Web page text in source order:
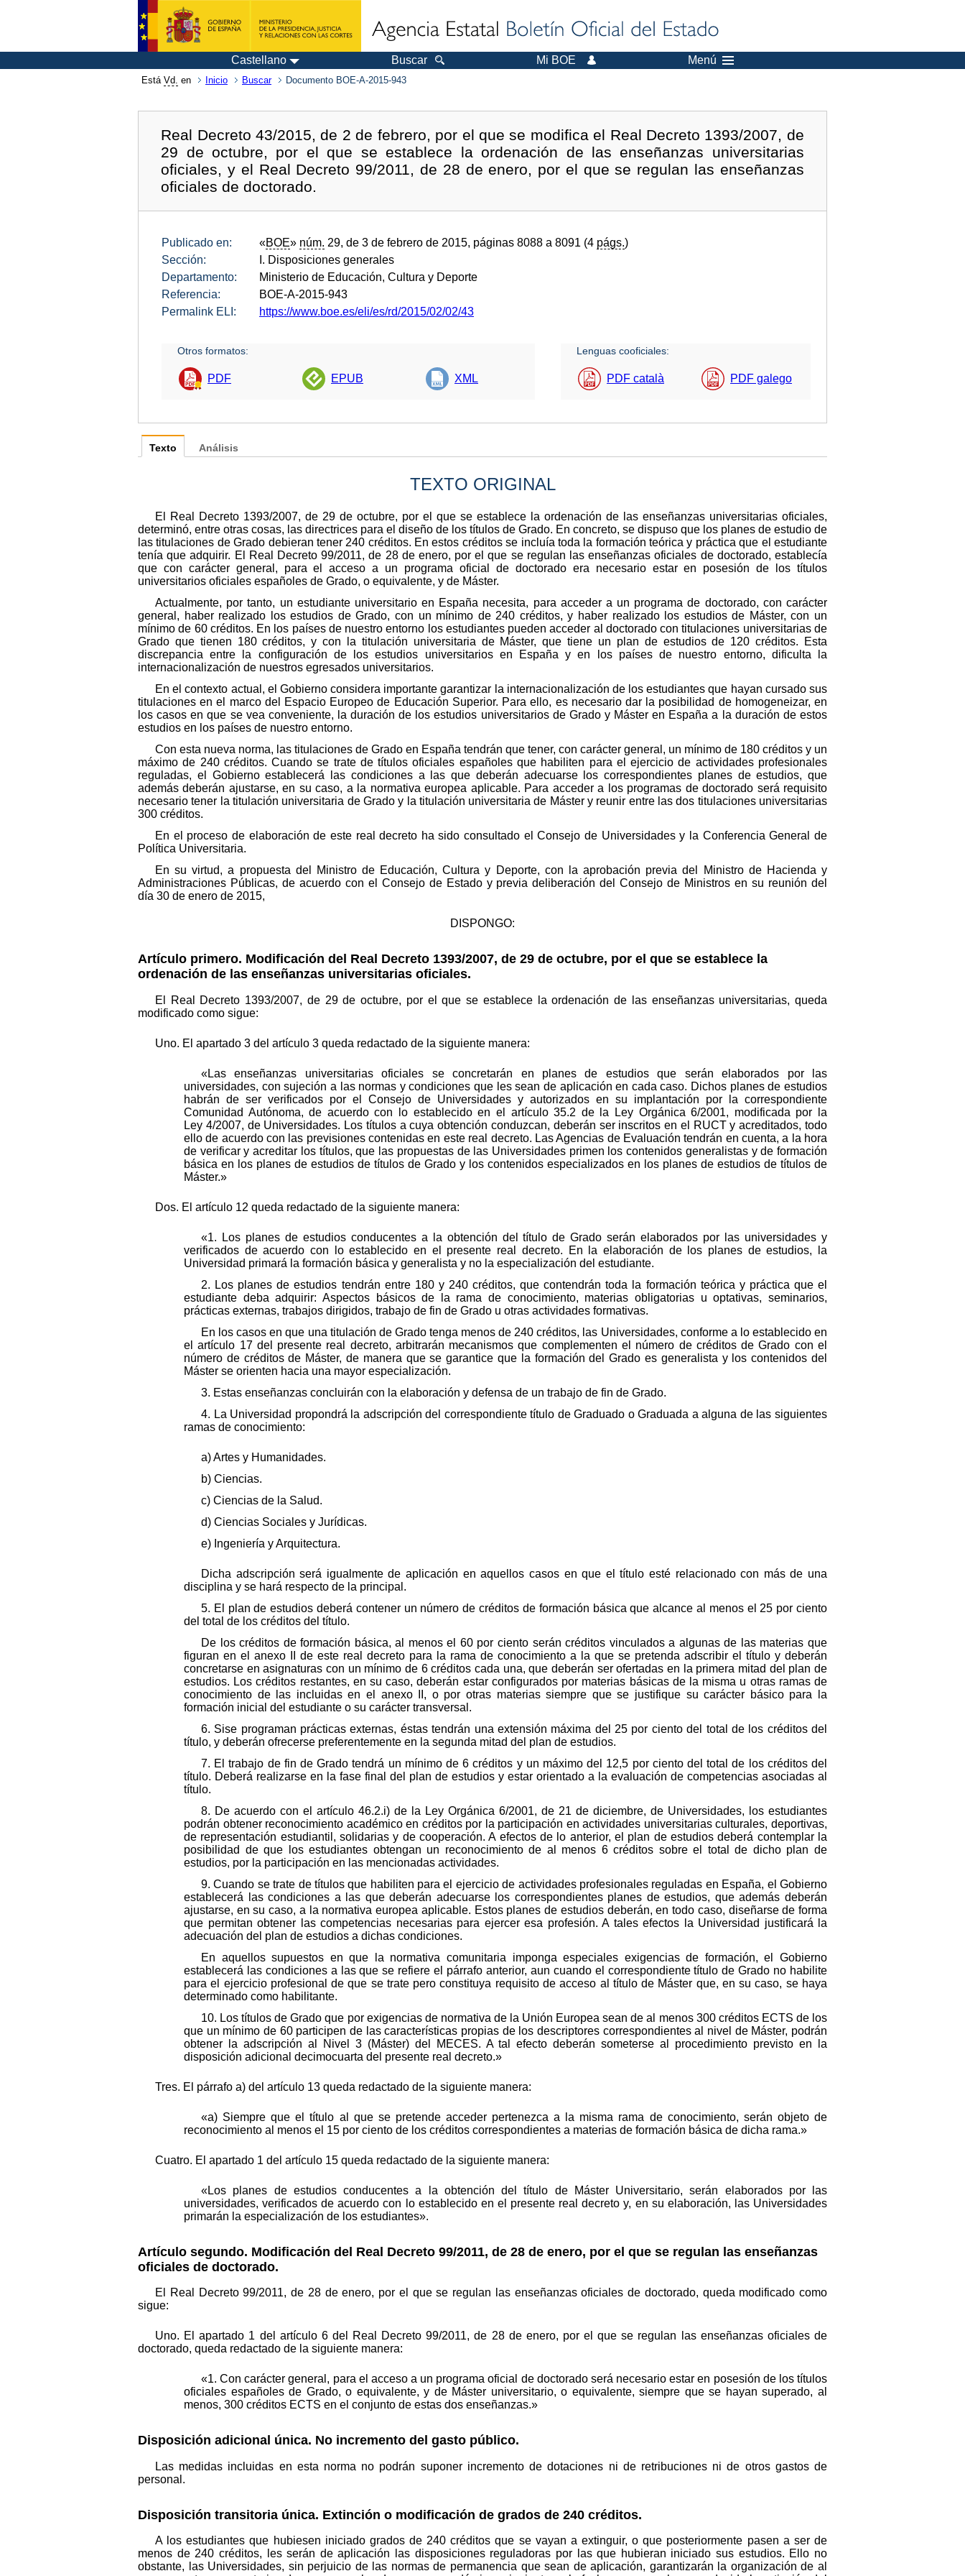
Castellano Buscar Mi BOE Menú
Está Vd. en Inicio Buscar Documento BOE-A-2015-943
Real Decreto 43/2015, de 2 de febrero, por el que se modifica el Real Decreto 1393/2007, de
29 de octubre, por el que se establece la ordenación de las enseñanzas universitarias
oficiales, y el Real Decreto 99/2011, de 28 de enero, por el que se regulan las enseñanzas
oficiales de doctorado.
Publicado en: «BOE» núm. 29, de 3 de febrero de 2015, páginas 8088 a 8091 (4 págs.)
Sección:
I. Disposiciones generales
Departamento:
Ministerio de Educación, Cultura y Deporte
Referencia:
BOE-A-2015-943
Permalink ELI:
https://www.boe.es/eli/es/rd/2015/02/02/43
Otros formatos:
PDF EPUB XML
Lenguas cooficiales:
PDF català PDF galego
Texto
TEXTO ORIGINAL
El Real Decreto 1393/2007, de 29 de octubre, por el que se establece la ordenación de las enseñanzas universitarias oficiales,
determinó, entre otras cosas, las directrices para el diseño de los títulos de Grado. En concreto, se dispuso que los planes de estudio de
las titulaciones de Grado debieran tener 240 créditos. En estos créditos se incluía toda la formación teórica y práctica que el estudiante
tenía que adquirir. El Real Decreto 99/2011, de 28 de enero, por el que se regulan las enseñanzas oficiales de doctorado, establecía
que con carácter general, para el acceso a un programa oficial de doctorado era necesario estar en posesión de los títulos
universitarios oficiales españoles de Grado, o equivalente, y de Máster.
Actualmente, por tanto, un estudiante universitario en España necesita, para acceder a un programa de doctorado, con carácter
general, haber realizado los estudios de Grado, con un mínimo de 240 créditos, y haber realizado los estudios de Máster, con un
mínimo de 60 créditos. En los países de nuestro entorno los estudiantes pueden acceder al doctorado con titulaciones universitarias de
Grado que tienen 180 créditos, y con la titulación universitaria de Máster, que tiene un plan de estudios de 120 créditos. Esta
discrepancia entre la configuración de los estudios universitarios en España y en los países de nuestro entorno, dificulta la
internacionalización de nuestros egresados universitarios.
En el contexto actual, el Gobierno considera importante garantizar la internacionalización de los estudiantes que hayan cursado sus
titulaciones en el marco del Espacio Europeo de Educación Superior. Para ello, es necesario dar la posibilidad de homogeneizar, en
los casos en que se vea conveniente, la duración de los estudios universitarios de Grado y Máster en España a la duración de estos
estudios en los países de nuestro entorno.
Con esta nueva norma, las titulaciones de Grado en España tendrán que tener, con carácter general, un mínimo de 180 créditos y un
máximo de 240 créditos. Cuando se trate de títulos oficiales españoles que habiliten para el ejercicio de actividades profesionales
reguladas, el Gobierno establecerá las condiciones a las que deberán adecuarse los correspondientes planes de estudios, que
además deberán ajustarse, en su caso, a la normativa europea aplicable. Para acceder a los programas de doctorado será requisito
necesario tener la titulación universitaria de Grado y la titulación universitaria de Máster y reunir entre las dos titulaciones universitarias
300 créditos.
En el proceso de elaboración de este real decreto ha sido consultado el Consejo de Universidades y la Conferencia General de
Política Universitaria.
En su virtud, a propuesta del Ministro de Educación, Cultura y Deporte, con la aprobación previa del Ministro de Hacienda y
Administraciones Públicas, de acuerdo con el Consejo de Estado y previa deliberación del Consejo de Ministros en su reunión del
día 30 de enero de 2015,
DISPONGO:
Artículo primero. Modificación del Real Decreto 1393/2007, de 29 de octubre, por el que se establece la
ordenación de las enseñanzas universitarias oficiales.
El Real Decreto 1393/2007, de 29 de octubre, por el que se establece la ordenación de las enseñanzas universitarias, queda
modificado como sigue:
Uno. El apartado 3 del artículo 3 queda redactado de la siguiente manera:
«Las enseñanzas universitarias oficiales se concretarán en planes de estudios que serán elaborados por las
universidades, con sujeción a las normas y condiciones que les sean de aplicación en cada caso. Dichos planes de estudios
habrán de ser verificados por el Consejo de Universidades y autorizados en su implantación por la correspondiente
Comunidad Autónoma, de acuerdo con lo establecido en el artículo 35.2 de la Ley Orgánica 6/2001, modificada por la
Ley 4/2007, de Universidades. Los títulos a cuya obtención conduzcan, deberán ser inscritos en el RUCT y acreditados, todo
ello de acuerdo con las previsiones contenidas en este real decreto. Las Agencias de Evaluación tendrán en cuenta, a la hora
de verificar y acreditar los títulos, que las propuestas de las Universidades primen los contenidos generalistas y de formación
básica en los planes de estudios de títulos de Grado y los contenidos especializados en los planes de estudios de títulos de
Máster.»
Dos. El artículo 12 queda redactado de la siguiente manera:
«1. Los planes de estudios conducentes a la obtención del título de Grado serán elaborados por las universidades y
verificados de acuerdo con lo establecido en el presente real decreto. En la elaboración de los planes de estudios, la
Universidad primará la formación básica y generalista y no la especialización del estudiante.
2. Los planes de estudios tendrán entre 180 y 240 créditos, que contendrán toda la formación teórica y práctica que el
estudiante deba adquirir: Aspectos básicos de la rama de conocimiento, materias obligatorias u optativas, seminarios,
prácticas externas, trabajos dirigidos, trabajo de fin de Grado u otras actividades formativas.
En los casos en que una titulación de Grado tenga menos de 240 créditos, las Universidades, conforme a lo establecido en
el artículo 17 del presente real decreto, arbitrarán mecanismos que complementen el número de créditos de Grado con el
número de créditos de Máster, de manera que se garantice que la formación del Grado es generalista y los contenidos del
Máster se orienten hacia una mayor especialización.
3. Estas enseñanzas concluirán con la elaboración y defensa de un trabajo de fin de Grado.
4. La Universidad propondrá la adscripción del correspondiente título de Graduado o Graduada a alguna de las siguientes
ramas de conocimiento:
a) Artes y Humanidades.
b) Ciencias.
c) Ciencias de la Salud.
d) Ciencias Sociales y Jurídicas.
e) Ingeniería y Arquitectura.
Dicha adscripción será igualmente de aplicación en aquellos casos en que el título esté relacionado con más de una
disciplina y se hará respecto de la principal.
5. El plan de estudios deberá contener un número de créditos de formación básica que alcance al menos el 25 por ciento
del total de los créditos del título.
De los créditos de formación básica, al menos el 60 por ciento serán créditos vinculados a algunas de las materias que
figuran en el anexo II de este real decreto para la rama de conocimiento a la que se pretenda adscribir el título y deberán
concretarse en asignaturas con un mínimo de 6 créditos cada una, que deberán ser ofertadas en la primera mitad del plan de
estudios. Los créditos restantes, en su caso, deberán estar configurados por materias básicas de la misma u otras ramas de
conocimiento de las incluidas en el anexo II, o por otras materias siempre que se justifique su carácter básico para la
formación inicial del estudiante o su carácter transversal.
6. Sise programan prácticas externas, éstas tendrán una extensión máxima del 25 por ciento del total de los créditos del
título, y deberán ofrecerse preferentemente en la segunda mitad del plan de estudios.
7. El trabajo de fin de Grado tendrá un mínimo de 6 créditos y un máximo del 12,5 por ciento del total de los créditos del
título. Deberá realizarse en la fase final del plan de estudios y estar orientado a la evaluación de competencias asociadas al
título.
8. De acuerdo con el artículo 46.2.i) de la Ley Orgánica 6/2001, de 21 de diciembre, de Universidades, los estudiantes
podrán obtener reconocimiento académico en créditos por la participación en actividades universitarias culturales, deportivas,
de representación estudiantil, solidarias y de cooperación. A efectos de lo anterior, el plan de estudios deberá contemplar la
posibilidad de que los estudiantes obtengan un reconocimiento de al menos 6 créditos sobre el total de dicho plan de
estudios, por la participación en las mencionadas actividades.
9. Cuando se trate de títulos que habiliten para el ejercicio de actividades profesionales reguladas en España, el Gobierno
establecerá las condiciones a las que deberán adecuarse los correspondientes planes de estudios, que además deberán
ajustarse, en su caso, a la normativa europea aplicable. Estos planes de estudios deberán, en todo caso, diseñarse de forma
que permitan obtener las competencias necesarias para ejercer esa profesión. A tales efectos la Universidad justificará la
adecuación del plan de estudios a dichas condiciones.
En aquellos supuestos en que la normativa comunitaria imponga especiales exigencias de formación, el Gobierno
establecerá las condiciones a las que se refiere el párrafo anterior, aun cuando el correspondiente título de Grado no habilite
para el ejercicio profesional de que se trate pero constituya requisito de acceso al título de Máster que, en su caso, se haya
determinado como habilitante.
10. Los títulos de Grado que por exigencias de normativa de la Unión Europea sean de al menos 300 créditos ECTS de los
que un mínimo de 60 participen de las características propias de los descriptores correspondientes al nivel de Máster, podrán
obtener la adscripción al Nivel 3 (Máster) del MECES. A tal efecto deberán someterse al procedimiento previsto en la
disposición adicional decimocuarta del presente real decreto.»
Tres. El párrafo a) del artículo 13 queda redactado de la siguiente manera:
«a) Siempre que el título al que se pretende acceder pertenezca a la misma rama de conocimiento, serán objeto de
reconocimiento al menos el 15 por ciento de los créditos correspondientes a materias de formación básica de dicha rama.»
Cuatro. El apartado 1 del artículo 15 queda redactado de la siguiente manera:
«Los planes de estudios conducentes a la obtención del título de Máster Universitario, serán elaborados por las
universidades, verificados de acuerdo con lo establecido en el presente real decreto y, en su elaboración, las Universidades
primarán la especialización de los estudiantes».
Artículo segundo. Modificación del Real Decreto 99/2011, de 28 de enero, por el que se regulan las enseñanzas
oficiales de doctorado.
El Real Decreto 99/2011, de 28 de enero, por el que se regulan las enseñanzas oficiales de doctorado, queda modificado como
sigue:
Uno. El apartado 1 del artículo 6 del Real Decreto 99/2011, de 28 de enero, por el que se regulan las enseñanzas oficiales de
doctorado, queda redactado de la siguiente manera:
«1. Con carácter general, para el acceso a un programa oficial de doctorado será necesario estar en posesión de los títulos
oficiales españoles de Grado, o equivalente, y de Máster universitario, o equivalente, siempre que se hayan superado, al
menos, 300 créditos ECTS en el conjunto de estas dos enseñanzas.»
Disposición adicional única. No incremento del gasto público.
Las medidas incluidas en esta norma no podrán suponer incremento de dotaciones ni de retribuciones ni de otros gastos de
personal.
Disposición transitoria única. Extinción o modificación de grados de 240 créditos.
A los estudiantes que hubiesen iniciado grados de 240 créditos que se vayan a extinguir, o que posteriormente pasen a ser de
menos de 240 créditos, les serán de aplicación las disposiciones reguladoras por las que hubieran iniciado sus estudios. Ello no
obstante, las Universidades, sin perjuicio de las normas de permanencia que sean de aplicación, garantizarán la organización de al
Análisis